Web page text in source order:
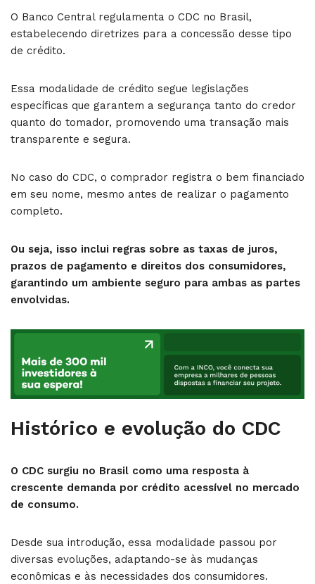
O Banco Central regulamenta o CDC no Brasil,
estabelecendo diretrizes para a concessão desse tipo
de crédito.
Essa modalidade de crédito segue legislações
específicas que garantem a segurança tanto do credor
quanto do tomador, promovendo uma transação mais
transparente e segura.
No caso do CDC, o comprador registra o bem financiado
em seu nome, mesmo antes de realizar o pagamento
completo.
Ou seja, isso inclui regras sobre as taxas de juros,
prazos de pagamento e direitos dos consumidores,
garantindo um ambiente seguro para ambas as partes
envolvidas.
Histórico e evolução do CDC
O CDC surgiu no Brasil como uma resposta à
crescente demanda por crédito acessível no mercado
de consumo.
Desde sua introdução, essa modalidade passou por
diversas evoluções, adaptando-se às mudanças
econômicas e às necessidades dos consumidores.